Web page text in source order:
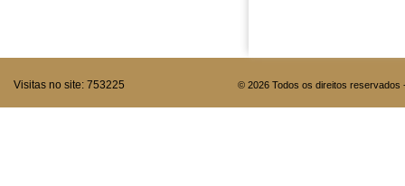
Visitas no site: 753225 © 2026 Todos os direitos reservados